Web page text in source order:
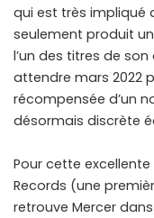
qui est très impliqué
seulement produit un
l’un des titres de
attendre mars 2022
récompensée d’un
désormais discrète
Pour cette
Records (une
retrouve Mercer